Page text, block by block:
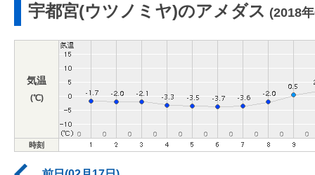
宇都宮(ウツノミヤ)のアメダス (2018
気温
(℃)
時刻